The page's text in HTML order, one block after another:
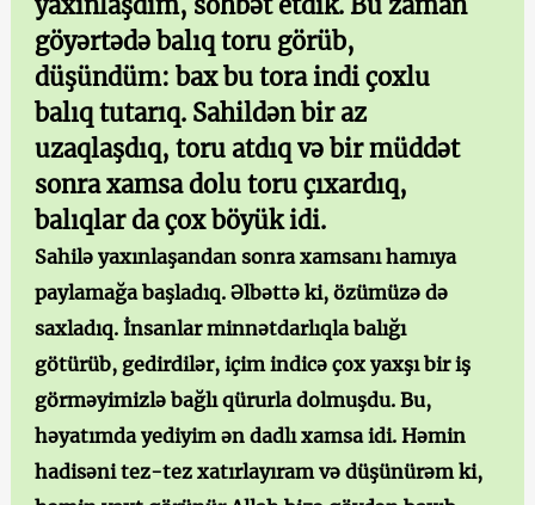
göyərtədə balıq toru görüb,
düşündüm: bax bu tora indi çoxlu
balıq tutarıq. Sahildən bir az
uzaqlaşdıq, toru atdıq və bir müddət
sonra xamsa dolu toru çıxardıq,
balıqlar da çox böyük idi.
Sahilə yaxınlaşandan sonra xamsanı hamıya
paylamağa başladıq. Əlbəttə ki, özümüzə də
saxladıq. İnsanlar minnətdarlıqla balığı
götürüb, gedirdilər, içim indicə çox yaxşı bir iş
görməyimizlə bağlı qürurla dolmuşdu. Bu,
həyatımda yediyim ən dadlı xamsa idi. Həmin
hadisəni tez-tez xatırlayıram və düşünürəm ki,